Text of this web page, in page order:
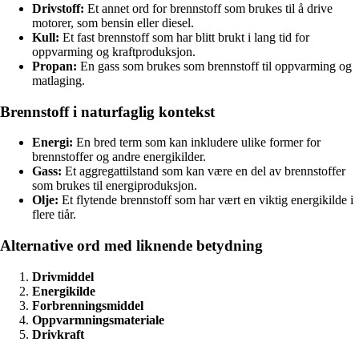
Drivstoff: Et annet ord for brennstoff som brukes til å drive
motorer, som bensin eller diesel.
Kull: Et fast brennstoff som har blitt brukt i lang tid for
oppvarming og kraftproduksjon.
Propan: En gass som brukes som brennstoff til oppvarming og
matlaging.
Brennstoff i naturfaglig kontekst
Energi: En bred term som kan inkludere ulike former for
brennstoffer og andre energikilder.
Gass: Et aggregattilstand som kan være en del av brennstoffer
som brukes til energiproduksjon.
Olje: Et flytende brennstoff som har vært en viktig energikilde i
flere tiår.
Alternative ord med liknende betydning
Drivmiddel
Energikilde
Forbrenningsmiddel
Oppvarmningsmateriale
Drivkraft